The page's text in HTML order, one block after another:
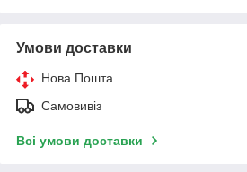
Умови доставки
Нова Пошта
Самовивіз
Всі умови доставки